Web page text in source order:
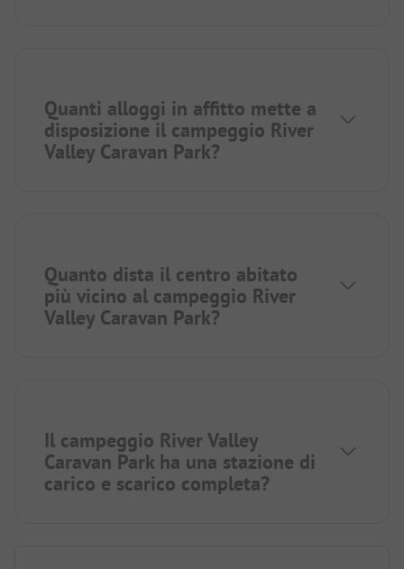
Quanti alloggi in affitto mette a
disposizione il campeggio River
Valley Caravan Park?
Quanto dista il centro abitato
più vicino al campeggio River
Valley Caravan Park?
Il campeggio River Valley
Caravan Park ha una stazione di
carico e scarico completa?